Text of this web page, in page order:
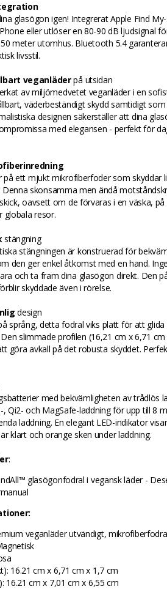
glasögon igen! Integrerat Apple Find
eller utlöser en 80-90 dB ljudsignal
meter utomhus. Bluetooth 5.4
livsstil.
veganläderpå utsidan
av miljömedvetet veganläder i en
väderbeständigt skydd samtidigt
designen säkerställer att dina
med elegansen - perfekt för
på ett mjukt mikrofiberfoder som skyddar
skonsamma men ändå
oavsett om de förvaras i en väska,
globala resor.
stängning
stängningen är konstruerad för
den ger enkel åtkomst med en hand.
och ta fram dina glasögon direkt. Den
skyddade även i rörelse.
design
språng, detta fodral viks platt för att
slimmade profilen (16,21 cm x 6,71
göra avkall på det robusta skyddet.
med bekvämligheten av trådlös
, Qi2- och MagSafe-laddning för upp till 8
laddning. En elegant LED-indikator
klart och orange sken under laddning.
:
glasögonfodral i vegansk läder -
veganläder utvändigt,
16.21 cm x 6,71 cm x 1,7 cm
16.21 cm x 7,01 cm x 6,55 cm